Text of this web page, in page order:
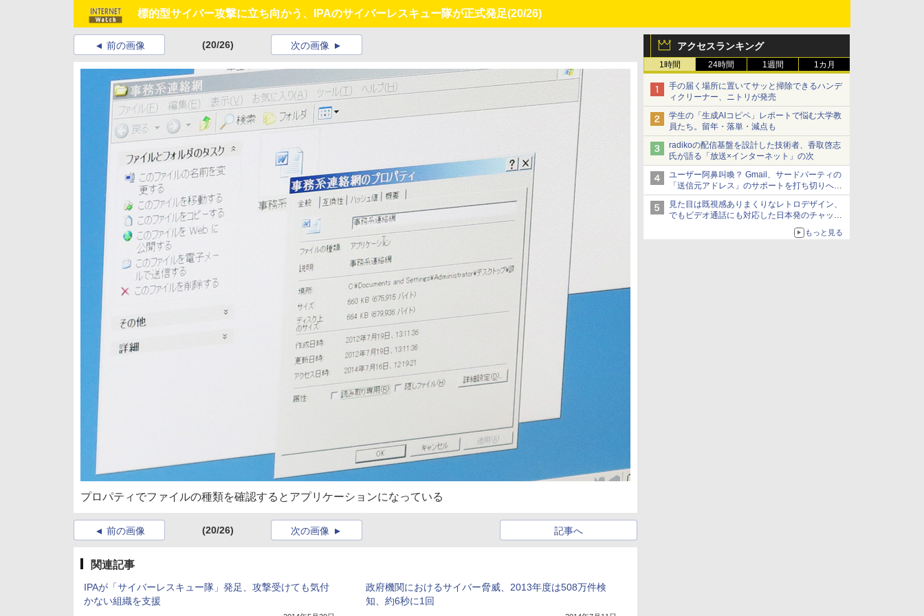
標的型サイバー攻撃に立ち向かう、IPAのサイバーレスキュー隊が正式発足(20/26)
アクセスランキング
1時間 24時間 1週間 1カ月
手の届く場所に置いてサッと掃除できるハンデ
ィクリーナー、ニトリが発売
学生の「生成AIコピペ」レポートで悩む大学教
員たち。留年・落単・減点も
radikoの配信基盤を設計した技術者、香取啓志
氏が語る「放送×インターネット」の次
ユーザー阿鼻叫喚？ Gmail、サードパーティの
「送信元アドレス」のサポートを打ち切りへ
【やじうまWatch】
見た目は既視感ありまくりなレトロデザイン、
でもビデオ通話にも対応した日本発のチャット
もっと見る
前の画像 (20/26) 次の画像
プロパティでファイルの種類を確認するとアプリケーションになっている
前の画像 (20/26) 記事へ
次の画像
関連記事
IPAが「サイバーレスキュー隊」発足、攻撃受けても気付
かない組織を支援
政府機関におけるサイバー脅威、2013年度は508万件検
知、約6秒に1回